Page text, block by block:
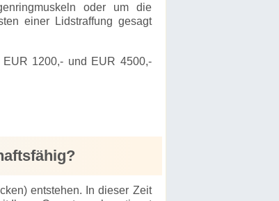
oder um die
einer Lidstraffung gesagt
1200,- und EUR 4500,-
entstehen. In dieser Zeit